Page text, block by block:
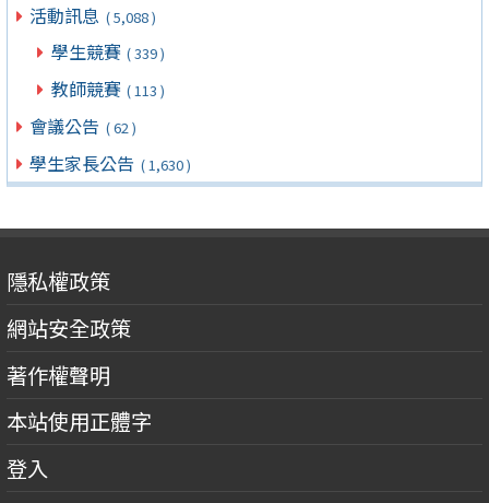
活動訊息 ( 5,088 )
學生競賽 ( 339 )
教師競賽 ( 113 )
會議公告 ( 62 )
學生家長公告 ( 1,630 )
隱私權政策
網站安全政策
著作權聲明
本站使用正體字
登入